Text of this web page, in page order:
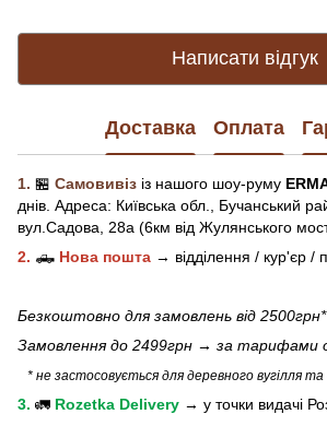
Написати відгук
Доставка Оплата
1. 🏪 Самовивіз із нашого шоу-руму
днів. Адреса: Київська обл.,
Бучанський
вул.Садова, 28а (6км від Жулянського
2. 🛻 Нова пошта → відділення / кур'єр
Безкоштовно для замовлень від 2500грн*
Замовлення до 2499грн → за тарифами
* не застосовується для деревного вугілля та
3. 🚛 Rozetka Delivery → у точки видачі